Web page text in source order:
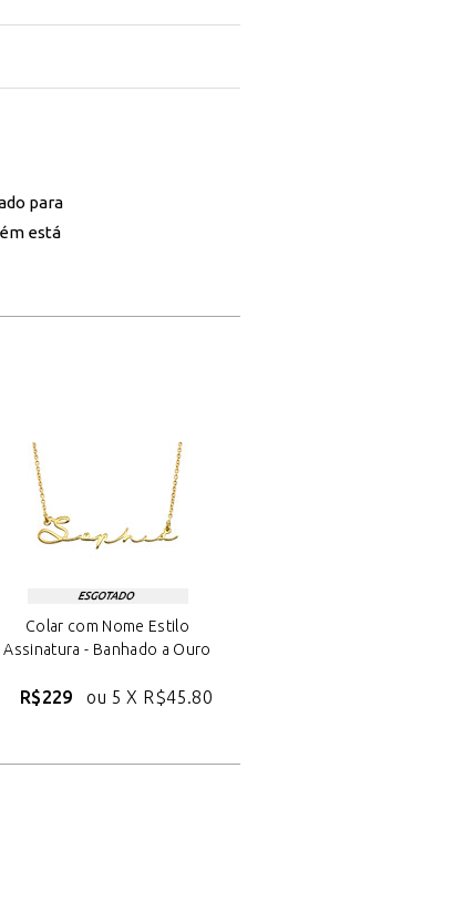
para
está
Colar com Nome Estilo
Assinatura - Banhado a Ouro
R$229 ou 5 X R$45.80